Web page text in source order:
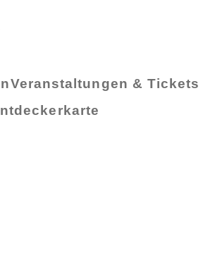
Veranstaltungen & Tickets